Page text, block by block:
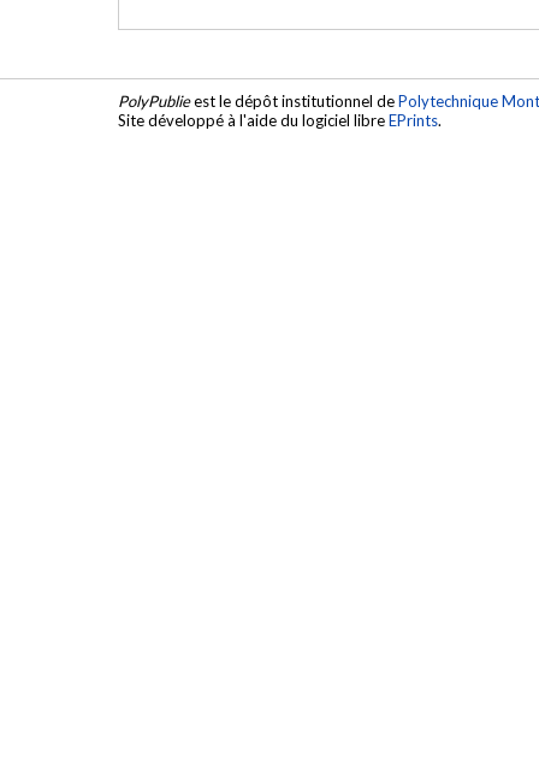
PolyPublieest le dépôt institutionnel dePolytechnique
Site développé à l'aide du logiciel libreEPrints.